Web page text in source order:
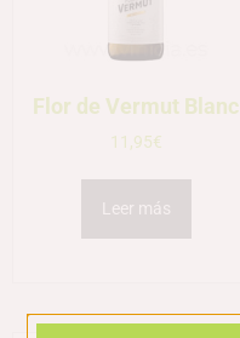
Flor de Vermut Blanc
11,95€
Leer más